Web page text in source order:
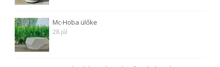
Mc-Hoba ülőke
28 júl